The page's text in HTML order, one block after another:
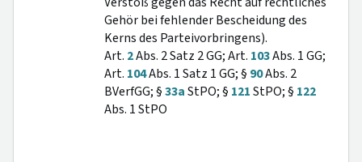
Gehör bei fehlender Bescheidung des
Kerns des Parteivorbringens).
Art. 2Abs. 2 Satz 2 GG; Art. 103Abs. 1 GG;
Art. 104Abs. 1 Satz 1 GG; § 90Abs. 2
BVerfGG; §33aStPO; § 121StPO; § 122
Abs. 1 StPO